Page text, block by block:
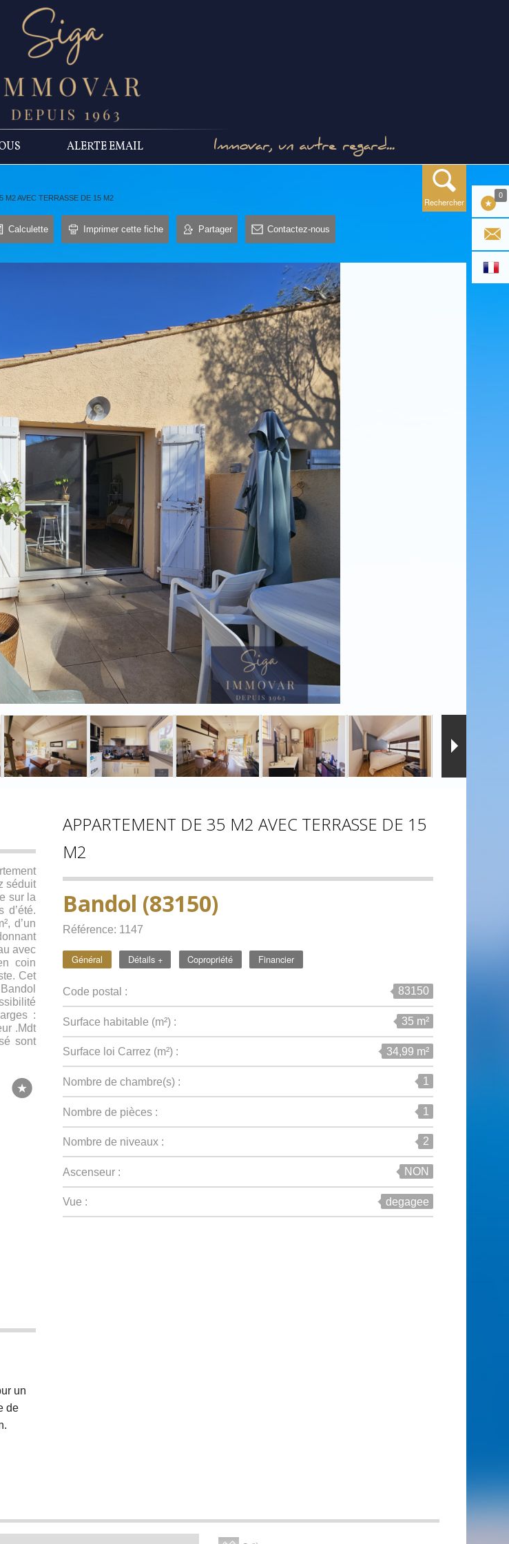
ALERTE EMAIL Immovar, un autre regard...
0
M2 AVEC TERRASSE DE 15 M2 Rechercher
Calculette Imprimer cette fiche Partager Contactez-nous
séduit
sur la
d’été.
d’un
avec
coin
Cet
:
.Mdt
sont
APPARTEMENT DE 35 M2 AVEC TERRASSE DE 15
M2
Bandol (83150)
Référence: 1147
Général Détails + Copropriété Financier
Code postal : 83150
Surface habitable (m²) : 35 m²
Surface loi Carrez (m²) : 34,99 m²
Nombre de chambre(s) : 1
Nombre de pièces : 1
Nombre de niveaux : 2
Ascenseur : NON
Vue : degagee
un
de